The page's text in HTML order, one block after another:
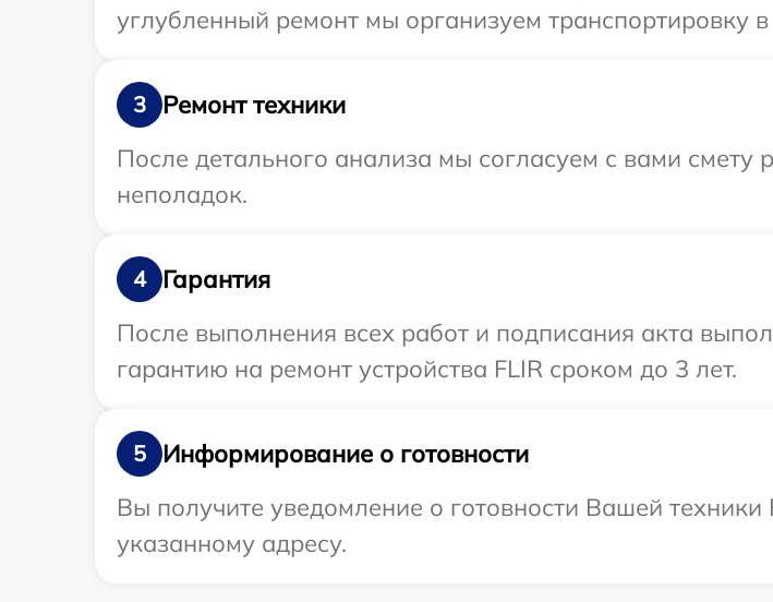
углубленный ремонт мы организуем транспортировку
3
Ремонт техники
После детального анализа мы согласуем с вами смету
неполадок.
4
Гарантия
После выполнения всех работ и подписания акта
гарантию на ремонт устройства FLIR сроком до 3 лет.
5
Информирование о готовности
Вы получите уведомление о готовности Вашей техники
указанному адресу.